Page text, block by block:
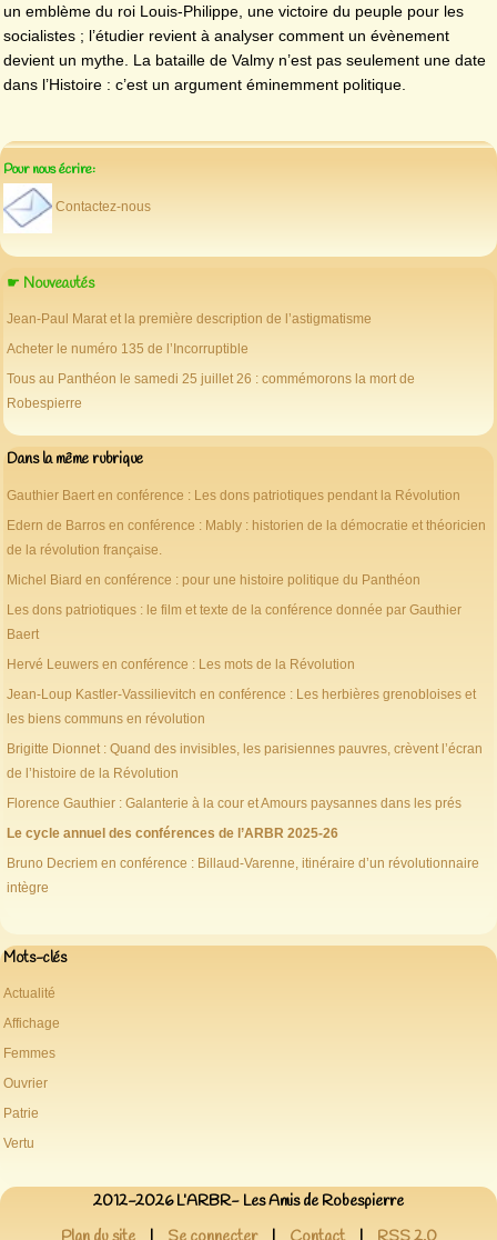
un emblème du roi Louis-Philippe, une victoire du peuple pour les
socialistes ; l’étudier revient à analyser comment un évènement
devient un mythe. La bataille de Valmy n’est pas seulement une date
dans l’Histoire : c’est un argument éminemment politique.
Pour nous écrire:
Contactez-nous
☛ Nouveautés
Jean-Paul Marat et la première description de l’astigmatisme
Acheter le numéro 135 de l’Incorruptible
Tous au Panthéon le samedi 25 juillet 26 : commémorons la mort de
Robespierre
Dans la même rubrique
Gauthier Baert en conférence : Les dons patriotiques pendant la Révolution
Edern de Barros en conférence : Mably : historien de la démocratie et théoricien
de la révolution française.
Michel Biard en conférence : pour une histoire politique du Panthéon
Les dons patriotiques : le film et texte de la conférence donnée par Gauthier
Baert
Hervé Leuwers en conférence : Les mots de la Révolution
Jean-Loup Kastler-Vassilievitch en conférence : Les herbières grenobloises et
les biens communs en révolution
Brigitte Dionnet : Quand des invisibles, les parisiennes pauvres, crèvent l’écran
de l’histoire de la Révolution
Florence Gauthier : Galanterie à la cour et Amours paysannes dans les prés
Le cycle annuel des conférences de l’ARBR 2025-26
Bruno Decriem en conférence : Billaud-Varenne, itinéraire d’un révolutionnaire
intègre
Mots-clés
Actualité
Affichage
Femmes
Ouvrier
Patrie
Vertu
2012-2026 L’ARBR- Les Amis de Robespierre